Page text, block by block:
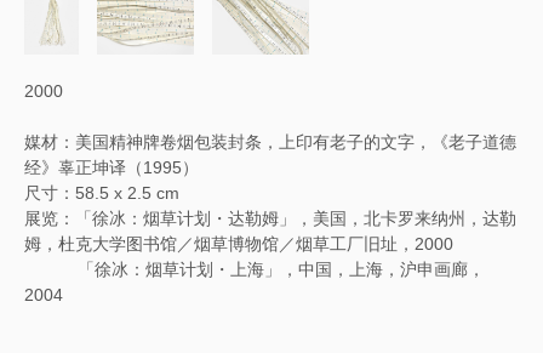
2000
媒材：美国精神牌卷烟包装封条，上印有老子的文字，《老子道德
经》辜正坤译（1995）
尺寸：58.5 x 2.5 cm
展览：「徐冰：烟草计划・达勒姆」，美国，北卡罗来纳州，达勒
姆，杜克大学图书馆／烟草博物馆／烟草工厂旧址，2000
「徐冰：烟草计划・上海」，中国，上海，沪申画廊，
2004